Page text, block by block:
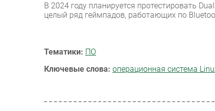
В 2024 году планируется протестировать
целый ряд геймпадов, работающих по
Тематики: ПО
Ключевые слова: операционная система